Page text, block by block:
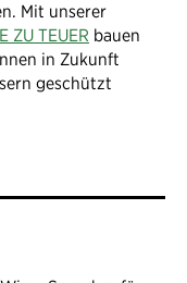
Mit unserer
ZU TEUER bauen
in Zukunft
geschützt